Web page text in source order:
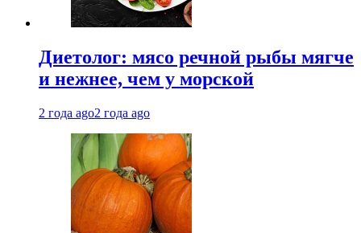
Диетолог: мясо речной рыбы мягче
и нежнее, чем у морской
2 года ago2 года ago